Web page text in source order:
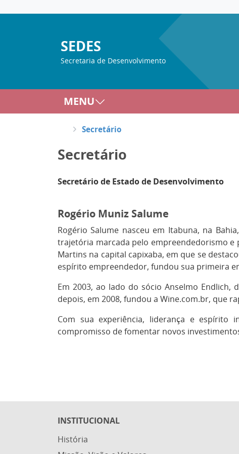
SEDES
Secretaria de Desenvolvimento
MENU
Secretário
Secretário
Secretário de Estado de Desenvolvimento
Rogério Muniz Salume
Rogério Salume nasceu em Itabuna, na
trajetória marcada pelo empreendedorismo e
Martins na capital capixaba, em que se
espírito empreendedor, fundou sua primeira
Em 2003, ao lado do sócio Anselmo
depois, em 2008, fundou a Wine.com.br, que
Com sua experiência, liderança e espírito
compromisso de fomentar novos
INSTITUCIONAL
História